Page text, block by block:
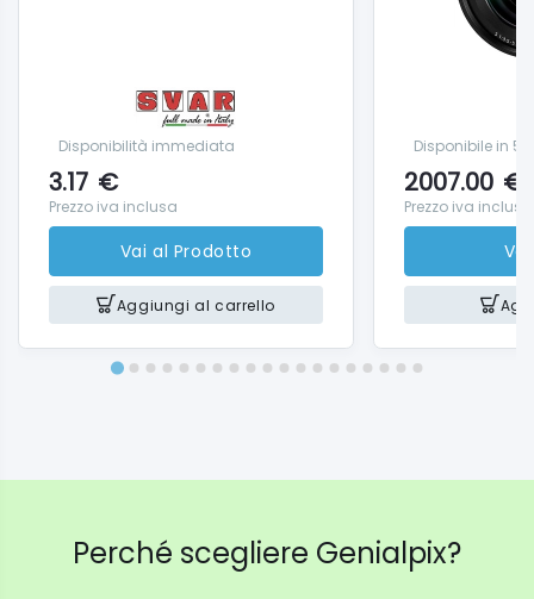
Disponibilità immediata
3.17 €
Prezzo iva inclusa
Vai al Prodotto
Aggiungi al carrello
Disponibile in
2007.00 €
Prezzo iva inclusa
Perché scegliere Genialpix?